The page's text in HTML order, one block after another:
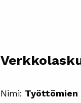
Nimi: Työttömien